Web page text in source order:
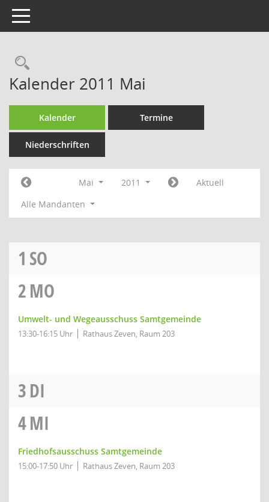
Toggle navigation
Rechercheauswahl
Kalender 2011 Mai
Kalender Termine
Niederschriften
Mai 2011
Aktuell
Alle Mandanten
1 SO
2MO
Umwelt- und Wegeausschuss Samtgemeinde
13:30-16:15 Uhr Rathaus Zeven, Raum 203
3DI
4MI
Friedhofsausschuss Samtgemeinde
15:00-17:50 Uhr Rathaus Zeven, Raum 203